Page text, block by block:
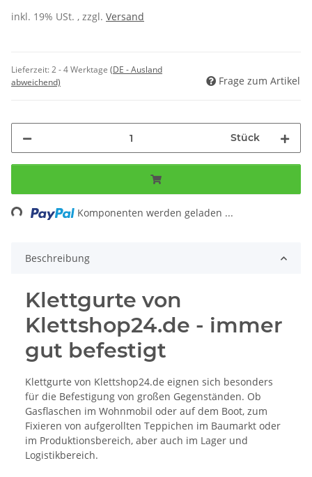
inkl. 19% USt. , zzgl. Versand
Lieferzeit:2 - 4 Werktage (DE - Ausland
abweichend)
Frage zum Artikel
Stück
Komponenten werden geladen ...
Beschreibung
Klettgurte von
Klettshop24.de - immer
gut befestigt
Klettgurte von Klettshop24.de eignen sich besonders
für die Befestigung von großen Gegenständen. Ob
Gasflaschen im Wohnmobil oder auf dem Boot, zum
Fixieren von aufgerollten Teppichen im Baumarkt oder
im Produktionsbereich, aber auch im Lager und
Logistikbereich.